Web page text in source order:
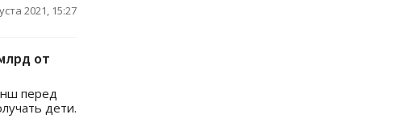
2021, 15:27
от
перед
дети.